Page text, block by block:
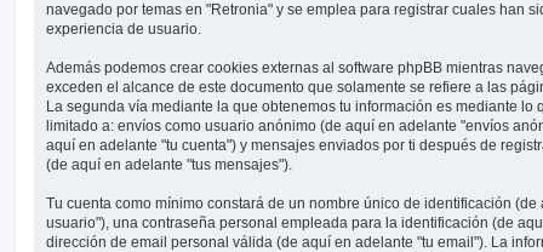
navegado por temas en "Retronia" y se emplea para registrar cuales han
experiencia de usuario.
Además podemos crear cookies externas al software phpBB mientras
exceden el alcance de este documento que solamente se refiere a las
La segunda vía mediante la que obtenemos tu información es mediante lo
limitado a: envíos como usuario anónimo (de aquí en adelante "envíos
aquí en adelante "tu cuenta") y mensajes enviados por ti después de
(de aquí en adelante "tus mensajes").
Tu cuenta como mínimo constará de un nombre único de identificación
usuario"), una contraseña personal empleada para la identificación (de
dirección de email personal válida (de aquí en adelante "tu email"). La